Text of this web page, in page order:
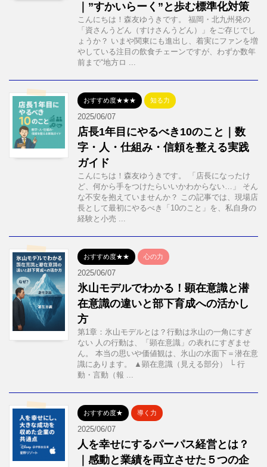
｜”すかいらーく”と歩む標準化対策
こんにちは！森友ゆうきです。 福岡・北九州発の
「資さんうどん（すけさんうどん）」をご存じでし
ょうか？ いまや関東にも進出し、着実にファンを増
やしている注目の飲食チェーンですが、わずか数年
前まで“地方ロ ...
おすすめ度★★★ 知る力
2025/06/07
店長1年目にやるべき10のこと｜数
字・人・仕組み・信頼を整える実践
ガイド
こんにちは！森友ゆうきです。 「店長になったけ
ど、何から手をつけたらいいかわからない…」 そん
な不安を抱えていませんか？ この記事では、現場店
長として最初にやるべき「10のこと」を、私自身の
経験と小売 ...
おすすめ度★★ 心の力
2025/06/07
氷山モデルでわかる！顕在意識と潜
在意識の違いと部下育成への活かし
方
第1章：氷山モデルとは？行動は氷山の一角にすぎ
ない 人の行動は、「顕在意識」の表れにすぎませ
ん。 本当の思いや価値観は、氷山の水面下＝潜在意
識にあります。 ▲顕在意識（見える部分） └ 行
動・言動（報 ...
おすすめ度★ 導く力
2025/06/07
人を幸せにするパーパス経営とは？
｜感動と業績を両立させた５つの企